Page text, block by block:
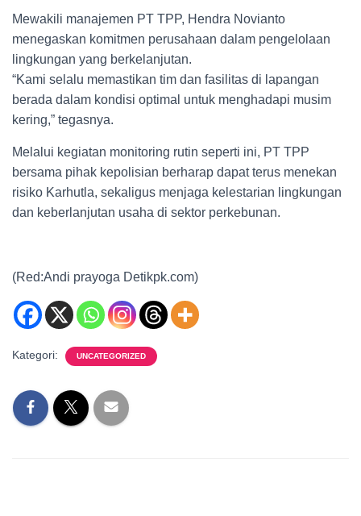
Mewakili manajemen PT TPP, Hendra Novianto
menegaskan komitmen perusahaan dalam pengelolaan
lingkungan yang berkelanjutan.
“Kami selalu memastikan tim dan fasilitas di lapangan
berada dalam kondisi optimal untuk menghadapi musim
kering,” tegasnya.
Melalui kegiatan monitoring rutin seperti ini, PT TPP
bersama pihak kepolisian berharap dapat terus menekan
risiko Karhutla, sekaligus menjaga kelestarian lingkungan
dan keberlanjutan usaha di sektor perkebunan.
(Red:Andi prayoga Detikpk.com)
Kategori: UNCATEGORIZED